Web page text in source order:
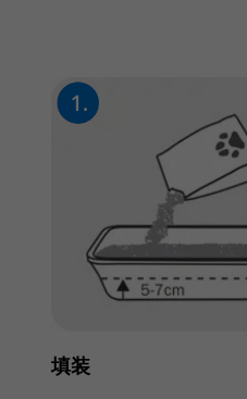
填装